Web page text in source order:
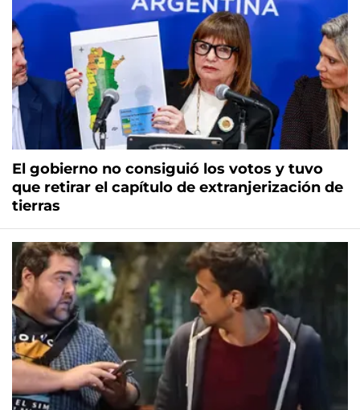
El gobierno no consiguió los votos y tuvo
que retirar el capítulo de extranjerización de
tierras